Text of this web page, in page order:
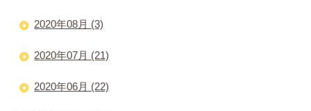
2020年08月 (3)
2020年07月 (21)
2020年06月 (22)